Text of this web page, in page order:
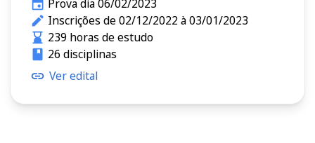
Prova dia 06/02/2023
Inscrições de 02/12/2022 à 03/01/2023
239 horas de estudo
26 disciplinas
Ver edital